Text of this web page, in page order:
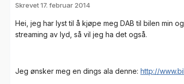
Skrevet17. februar 2014
Hei, jeg har lyst til å kjøpe meg DAB til bilen min
streaming av lyd, så vil jeg ha det også.
Jeg ønsker meg en dings ala denne: http://